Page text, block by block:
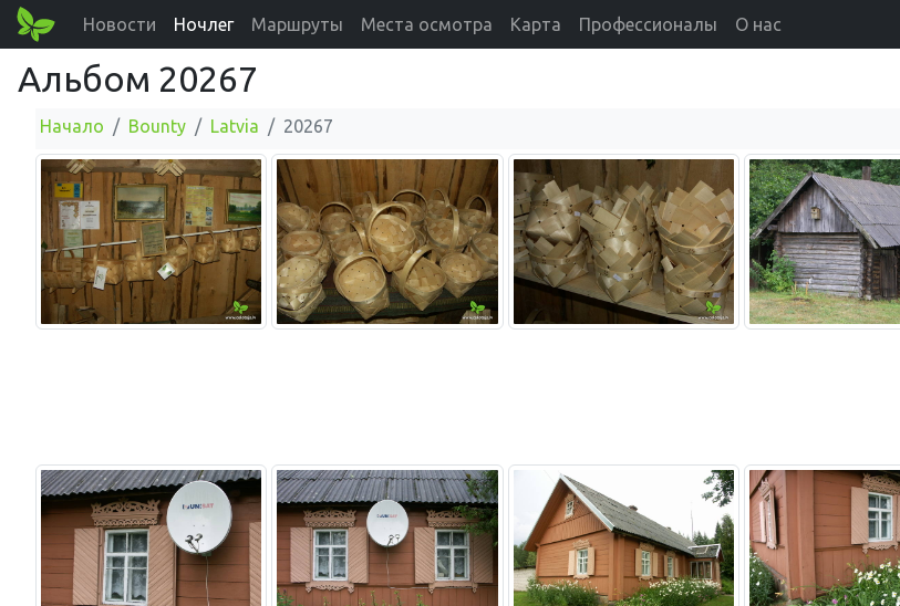
Новости Ночлег Маршруты Места осмотра Карта Профессионалы О нас
Альбом 20267
Начало Bounty Latvia 20267